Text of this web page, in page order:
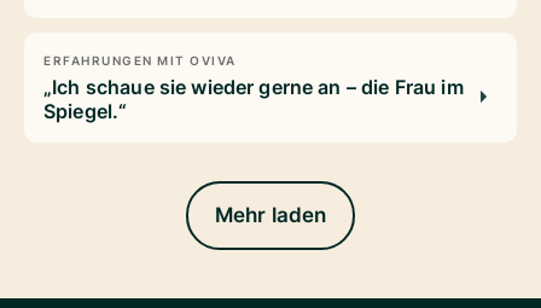
ERFAHRUNGEN MIT OVIVA
„Ich schaue sie wieder gerne an – die Frau im
Spiegel.“
Mehr laden